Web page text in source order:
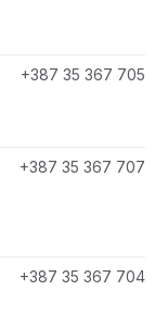
+387 35 367 705
+387 35 367 707
+387 35 367 704